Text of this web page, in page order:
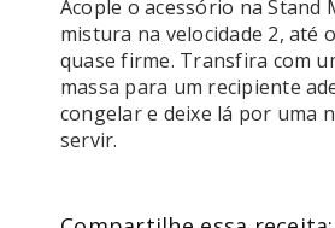
Acople o acessório na Stand
mistura na velocidade 2, até
quase firme. Transfira com
massa para um recipiente
congelar e deixe lá por uma
servir.